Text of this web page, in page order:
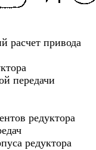
расчет привода
передачи
редуктора
редуктора